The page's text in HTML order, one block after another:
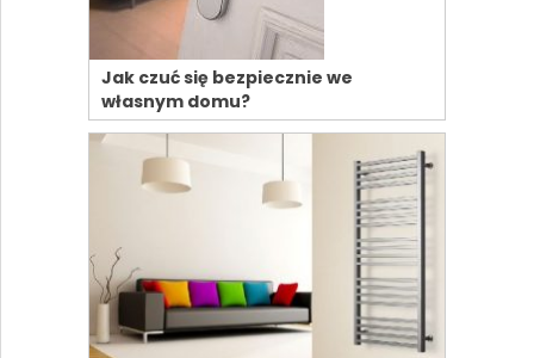
Jak czuć się bezpiecznie we
własnym domu?